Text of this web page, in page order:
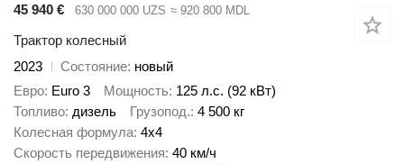
45 940 €
630 000 000 UZS ≈ 920 800 MDL
Трактор колесный
2023
Состояние новый
Евро Euro 3 Мощность 125 л.с. (92 кВт)
Топливо дизель Грузопод. 4 500 кг
Колесная формула 4x4
Скорость передвижения 40 км/ч